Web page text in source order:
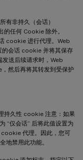
有非持久（会话）
任何 Cookie 除外。
cookie 进行代理。Web
会话 cookie 并将其保存
送后续请求时，Web
然后再将其转发到受保护
持久性 cookie 注意：如果
“仅会话” 后将此值设置为
cookie 代理。因此，您可
地禁用此功能。